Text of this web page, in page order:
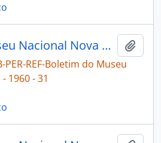
[Boletim do Museu Nacional Nova Série: Geologia]
PER-REF-Boletim do Museu
1960 - 31